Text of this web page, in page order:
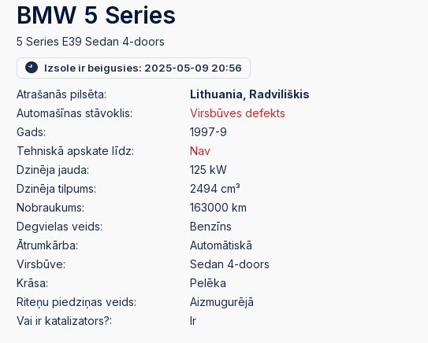
BMW 5 Series
5 Series E39 Sedan 4-doors
Izsole ir beigusies: 2025-05-09 20:56
Atrašanās pilsēta:
Lithuania, Radviliškis
Automašīnas stāvoklis:
Virsbūves defekts
Gads:
1997-9
Tehniskā apskate līdz:
Nav
Dzinēja jauda:
125 kW
Dzinēja tilpums:
2494 cm³
Nobraukums:
163000 km
Degvielas veids:
Benzīns
Ātrumkārba:
Automātiskā
Virsbūve:
Sedan 4-doors
Krāsa:
Pelēka
Riteņu piedziņas veids:
Aizmugurējā
Vai ir katalizators?:
Ir